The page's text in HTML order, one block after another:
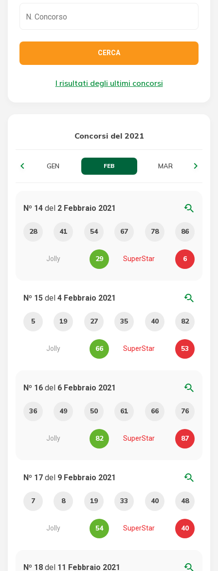
CERCA
I risultati degli ultimi concorsi
Concorsi del 2021
GEN FEB MAR
chevron_left navigate_next
Nº 14 del 2 Febbraio 2021 youtube_searched_for
28 41 54 67 78 86
Jolly 29 SuperStar 6
Nº 15 del 4 Febbraio 2021 youtube_searched_for
5 19 27 35 40 82
Jolly 66 SuperStar 53
Nº 16 del 6 Febbraio 2021 youtube_searched_for
36 49 50 61 66 76
Jolly 82 SuperStar 87
Nº 17 del 9 Febbraio 2021 youtube_searched_for
7 8 19 33 40 48
Jolly 54 SuperStar 40
Nº 18 del 11 Febbraio 2021 youtube_searched_for